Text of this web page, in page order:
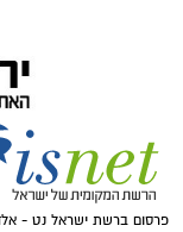
פרסום ברשת ישראל נט -